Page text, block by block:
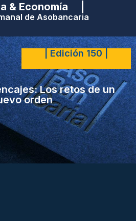
& Economía |
de Asobancaria
| Edición 150 |
Los retos de un
orden